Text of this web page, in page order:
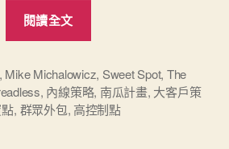
閱讀全文
瓜
計
畫》-
Mike Michalowicz, Sweet Spot, The
, 內線策略, 南瓜計畫, 大客戶策
, 群眾外包, 高控制點